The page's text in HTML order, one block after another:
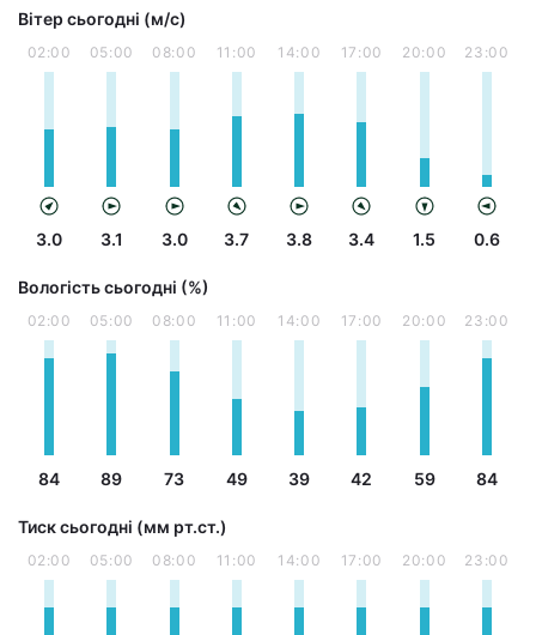
Вітер сьогодні (м/с)
02:00
3.0
05:00
3.1
08:00
3.0
11:00
3.7
14:00
3.8
17:00
3.4
20:00
1.5
23:00
0.6
Вологість сьогодні (%)
02:00
84
05:00
89
08:00
73
11:00
49
14:00
39
17:00
42
20:00
59
23:00
84
Тиск сьогодні (мм рт.ст.)
02:00 05:00 08:00 11:00 14:00 17:00 20:00 23:00